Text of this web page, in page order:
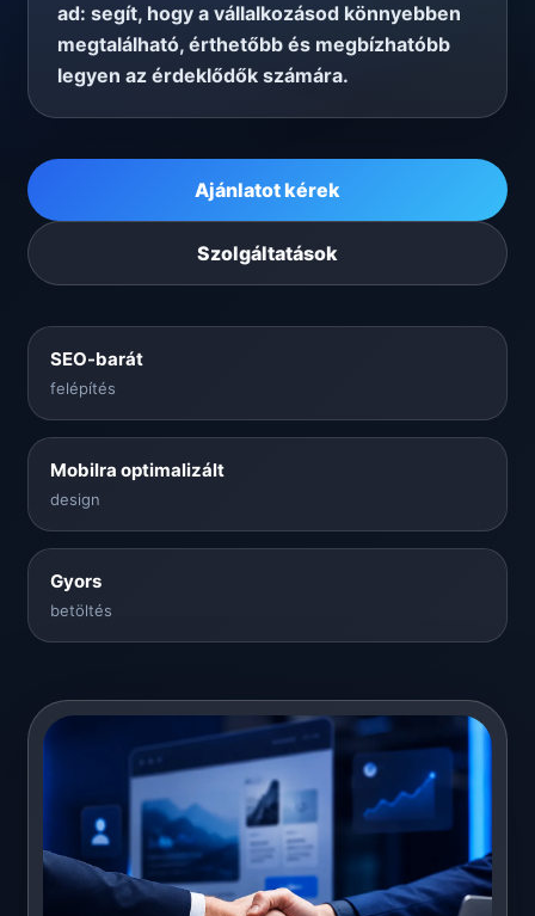
ad: segít, hogy a vállalkozásod könnyebben
megtalálható, érthetőbb és megbízhatóbb
legyen az érdeklődők számára.
Ajánlatot kérek
Szolgáltatások
SEO-barát
felépítés
Mobilra optimalizált
design
Gyors
betöltés